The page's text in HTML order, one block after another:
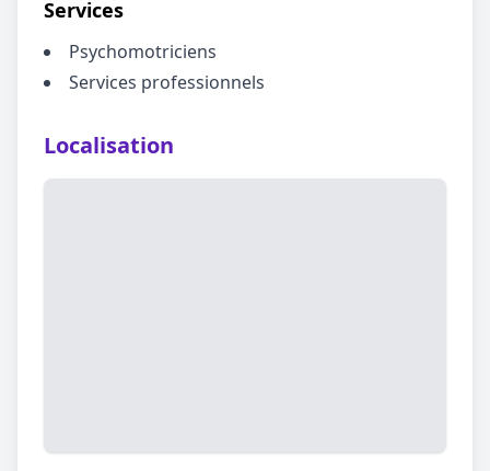
Services
Psychomotriciens
Services professionnels
Localisation